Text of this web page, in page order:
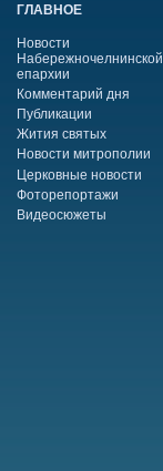
ГЛАВНОЕ
Новости
Набережночелнинской
епархии
Комментарий дня
Публикации
Жития святых
Новости митрополии
Церковные новости
Фоторепортажи
Видеосюжеты